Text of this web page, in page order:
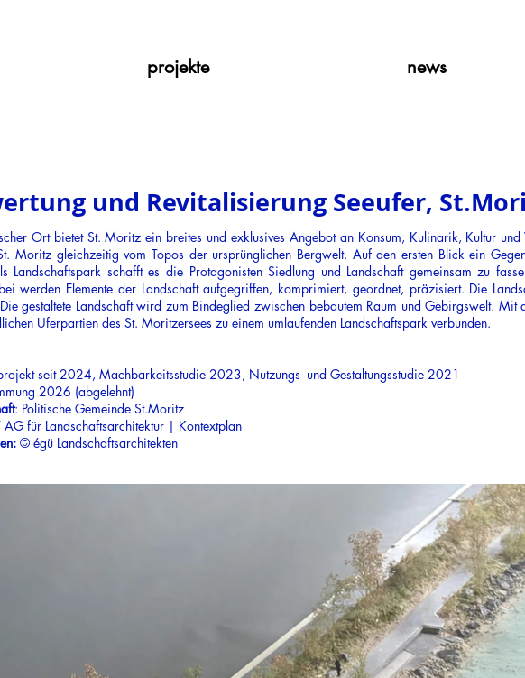
projekte news
und Revitalisierung Seeufer,
Ort bietet St. Moritz ein breites und exklusives Angebot an Konsum, Kulinarik, Kultur und
Moritz gleichzeitig vom Topos der ursprünglichen Bergwelt. Auf den ersten Blick ein
Landschaftspark schafft es die Protagonisten Siedlung und Landschaft gemeinsam zu
werden Elemente der Landschaft aufgegriffen, komprimiert, geordnet, präzisiert. Die
gestaltete Landschaft wird zum Bindeglied zwischen bebautem Raum und Gebirgswelt. Mit
Uferpartien des St. Moritzersees zu einem umlaufenden Landschaftspark verbunden.
seit 2024, Machbarkeitsstudie 2023, Nutzungs- und Gestaltungsstudie 2021
2026 (abgelehnt)
: Politische Gemeinde St.Moritz
AG für Landschaftsarchitektur | Kontextplan
© égü Landschaftsarchitekten